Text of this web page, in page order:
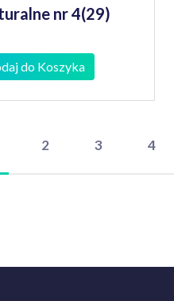
nr 4(29)
do Koszyka
2 3 4